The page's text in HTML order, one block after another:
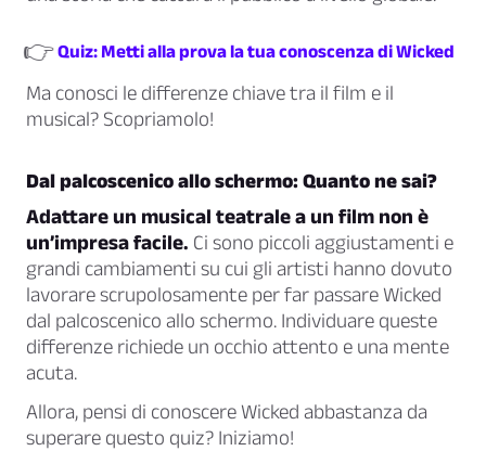
👉 Quiz: Metti alla prova la tua conoscenza di Wicked
Ma conosci le differenze chiave tra il film e il
musical? Scopriamolo!
Dal palcoscenico allo schermo: Quanto ne sai?
Adattare un musical teatrale a un film non è
un’impresa facile. Ci sono piccoli aggiustamenti e
grandi cambiamenti su cui gli artisti hanno dovuto
lavorare scrupolosamente per far passare Wicked
dal palcoscenico allo schermo. Individuare queste
differenze richiede un occhio attento e una mente
acuta.
Allora, pensi di conoscere Wicked abbastanza da
superare questo quiz? Iniziamo!